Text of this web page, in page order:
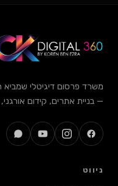
פרסום דיגיטלי שמביא תוצאות
אתרים, קידום אורגני, שיווק